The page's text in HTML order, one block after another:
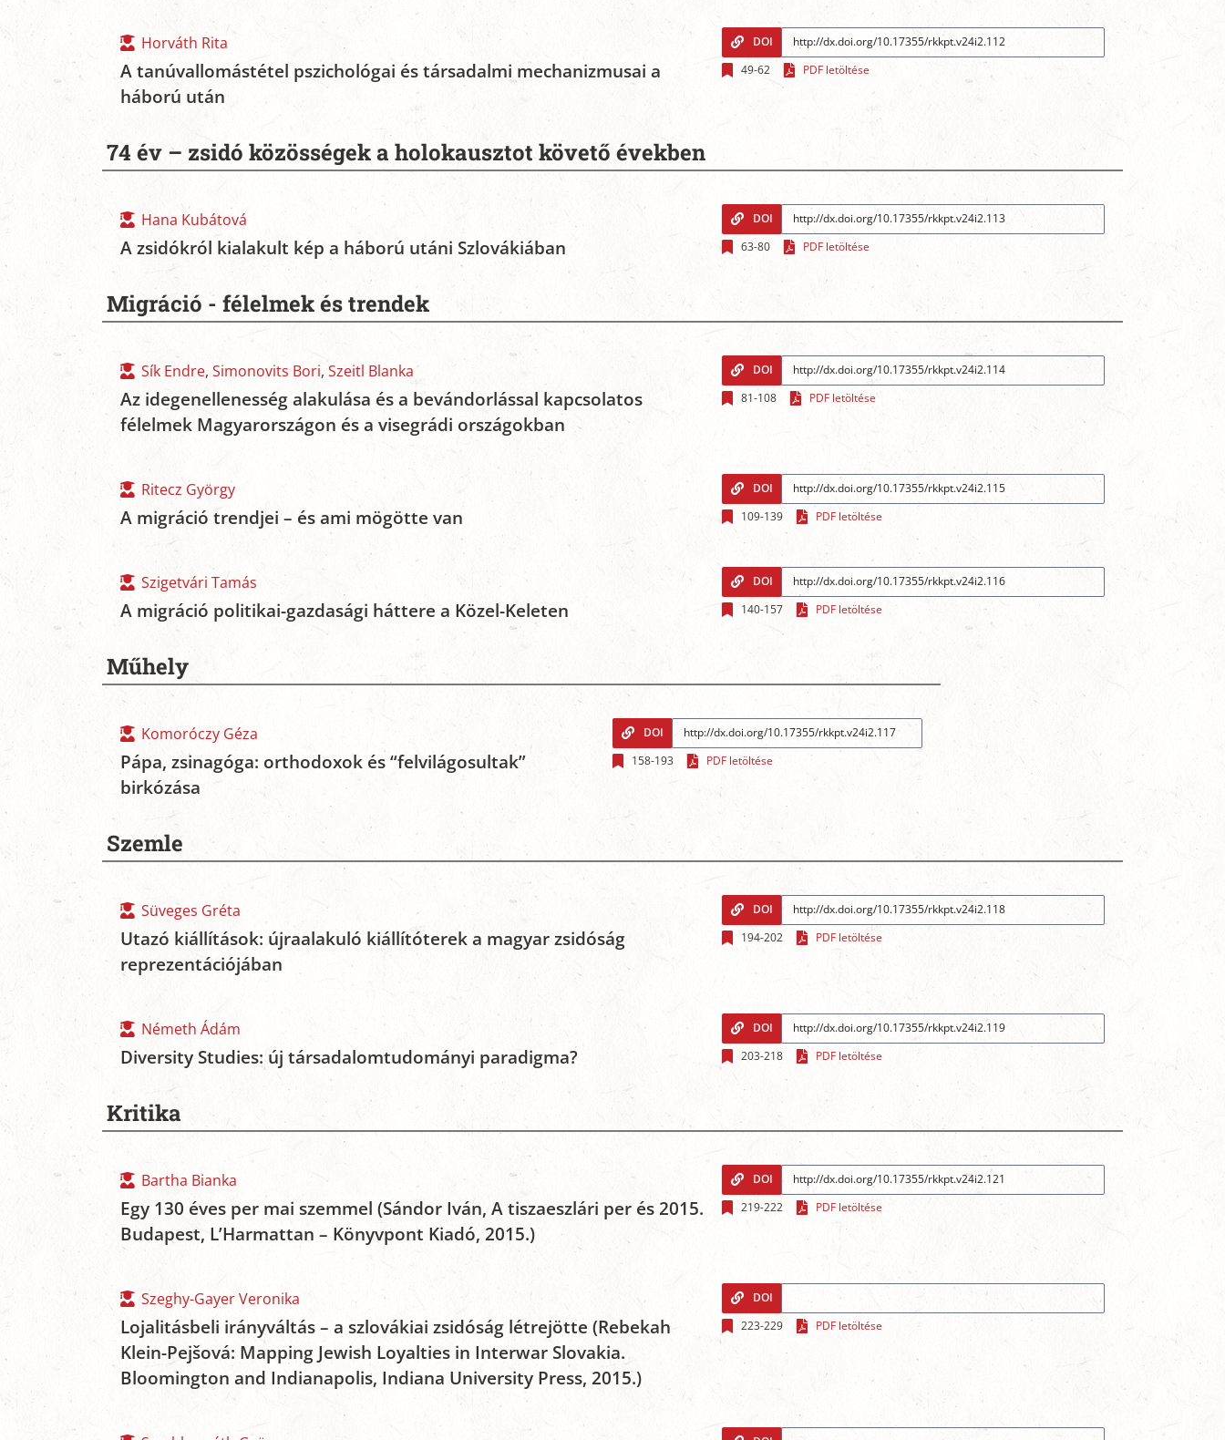
Horváth Rita
A tanúvallomástétel pszichológai és társadalmi mechanizmusai a
háború után
DOI
49-62
PDF letöltése
74 év – zsidó közösségek a holokausztot követő években
Hana Kubátová
A zsidókról kialakult kép a háború utáni Szlovákiában
DOI
63-80
PDF letöltése
Migráció - félelmek és trendek
Sík Endre, Simonovits Bori, Szeitl Blanka
Az idegenellenesség alakulása és a bevándorlással kapcsolatos
félelmek Magyarországon és a visegrádi országokban
DOI
81-108
PDF letöltése
Ritecz György
A migráció trendjei – és ami mögötte van
DOI
109-139
PDF letöltése
Szigetvári Tamás
A migráció politikai-gazdasági háttere a Közel-Keleten
DOI
140-157
PDF letöltése
Műhely
Komoróczy Géza
Pápa, zsinagóga: orthodoxok és “felvilágosultak”
birkózása
DOI
158-193
PDF letöltése
Szemle
Süveges Gréta
Utazó kiállítások: újraalakuló kiállítóterek a magyar zsidóság
reprezentációjában
DOI
194-202
PDF letöltése
Németh Ádám
Diversity Studies: új társadalomtudományi paradigma?
DOI
203-218
PDF letöltése
Kritika
Bartha Bianka
Egy 130 éves per mai szemmel (Sándor Iván, A tiszaeszlári per és 2015.
Budapest, L’Harmattan – Könyvpont Kiadó, 2015.)
DOI
219-222
PDF letöltése
Szeghy-Gayer Veronika
Lojalitásbeli irányváltás – a szlovákiai zsidóság létrejötte (Rebekah
Klein-Pejšová: Mapping Jewish Loyalties in Interwar Slovakia.
Bloomington and Indianapolis, Indiana University Press, 2015.)
DOI
223-229
PDF letöltése